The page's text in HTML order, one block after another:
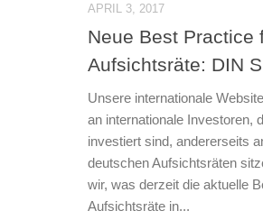
APRIL 3, 2017
Neue Best Practice
Aufsichtsräte: DIN
Unsere internationale
an internationale Investoren,
investiert sind, andererseits
deutschen Aufsichtsräten
wir, was derzeit die aktuelle
Aufsichtsräte in...